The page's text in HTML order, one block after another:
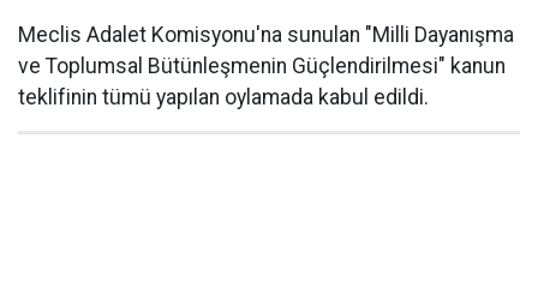
Meclis Adalet Komisyonu'na sunulan "Milli Dayanışma
ve Toplumsal Bütünleşmenin Güçlendirilmesi" kanun
teklifinin tümü yapılan oylamada kabul edildi.